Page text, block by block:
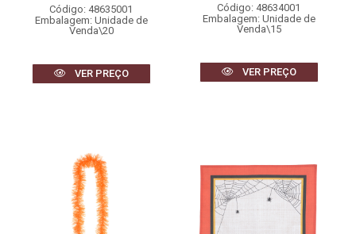
Código: 48635001
Embalagem: Unidade de
Venda\20
VER PREÇO
Código: 48634001
Embalagem: Unidade de
Venda\15
VER PREÇO